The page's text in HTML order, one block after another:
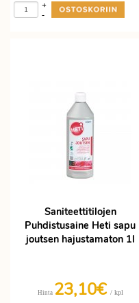
-
+
Saniteettitilojen
Puhdistusaine Heti sapu
joutsen hajustamaton 1l
Hinta 23,10€ / kpl